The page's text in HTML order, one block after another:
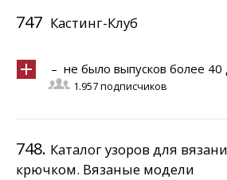
747 Кастинг-Клуб
– не было выпусков более 40
1.957 подписчиков
748. Каталог узоров для
крючком. Вязаные модели